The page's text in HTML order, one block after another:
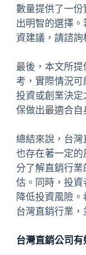
數量提供了一
出明智的選擇
資建議，請諮詢
最後，本文所
考，實際情況可
投資或創業決定
保做出最適合自
總結來說，台
也存在著一定
分了解直銷行
估。同時，投資
降低投資風險
台灣直銷行業，
台灣直銷公司